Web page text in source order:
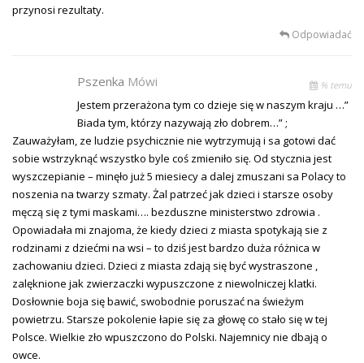
przynosi rezultaty.
Odpowiadać
Pszenka Mówi % temu
Jestem przerażona tym co dzieje się w naszym kraju …”
Biada tym, którzy nazywają zło dobrem…” ;
Zauważyłam, ze ludzie psychicznie nie wytrzymują i sa gotowi dać
sobie wstrzyknąć wszystko byle coś zmieniło się. Od stycznia jest
wyszczepianie – minęło już 5 miesiecy a dalej zmuszani sa Polacy to
noszenia na twarzy szmaty. Żal patrzeć jak dzieci i starsze osoby
męczą się z tymi maskami…. bezduszne ministerstwo zdrowia .
Opowiadała mi znajoma, że kiedy dzieci z miasta spotykają sie z
rodzinami z dziećmi na wsi – to dziś jest bardzo duża różnica w
zachowaniu dzieci. Dzieci z miasta zdają się być wystraszone ,
zalęknione jak zwierzaczki wypuszczone z niewolniczej klatki.
Dosłownie boja się bawić, swobodnie poruszać na świeżym
powietrzu. Starsze pokolenie łapie się za głowę co stało się w tej
Polsce. Wielkie zło wpuszczono do Polski. Najemnicy nie dbają o
owce.